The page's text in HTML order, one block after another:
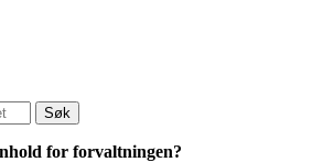
Søk
for forvaltningen?